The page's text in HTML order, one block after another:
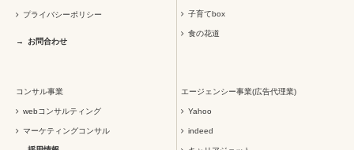
プライバシーポリシー
お問合わせ
子育てbox
食の花道
コンサル事業
webコンサルティング
マーケティングコンサル
エージェンシー事業(広告代理業)
Yahoo
indeed